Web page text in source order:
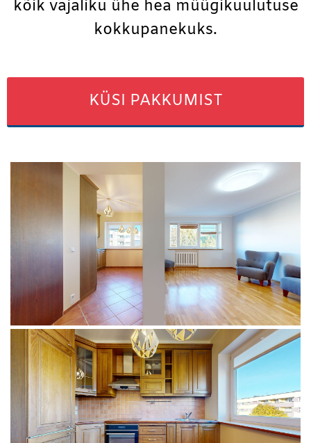
kõik vajaliku ühe hea müügikuulutuse
kokkupanekuks.
KÜSI PAKKUMIST